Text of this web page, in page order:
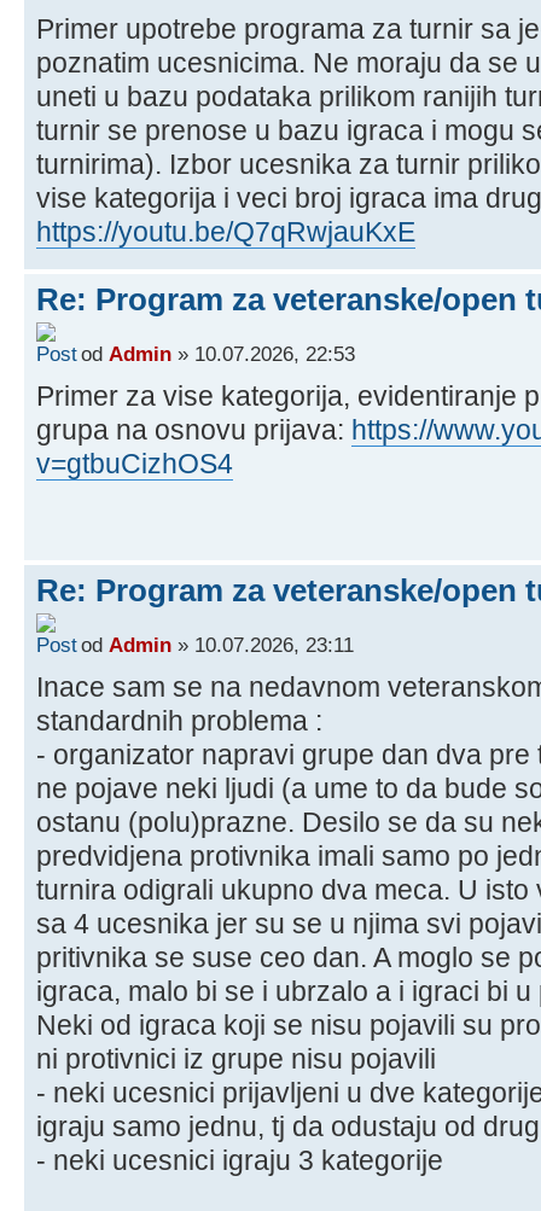
Primer upotrebe programa za turnir sa
poznatim ucesnicima. Ne moraju da se
uneti u bazu podataka prilikom ranijih
turnir se prenose u bazu igraca i mogu
turnirima). Izbor ucesnika za turnir
vise kategorija i veci broj igraca ima
https://youtu.be/Q7qRwjauKxE
Re: Program za veteranske/open
od Admin » 10.07.2026, 22:53
Primer za vise kategorija, evidentiranje
grupa na osnovu prijava: https://
v=gtbuCizhOS4
Re: Program za veteranske/open
od Admin » 10.07.2026, 23:11
Inace sam se na nedavnom
standardnih problema :
- organizator napravi grupe dan dva
ne pojave neki ljudi (a ume to da bude
ostanu (polu)prazne. Desilo se da su
predvidjena protivnika imali samo po
turnira odigrali ukupno dva meca. U
sa 4 ucesnika jer su se u njima svi
pritivnika se suse ceo dan. A moglo se
igraca, malo bi se i ubrzalo a i igraci bi
Neki od igraca koji se nisu pojavili su
ni protivnici iz grupe nisu pojavili
- neki ucesnici prijavljeni u dve
igraju samo jednu, tj da odustaju od
- neki ucesnici igraju 3 kategorije